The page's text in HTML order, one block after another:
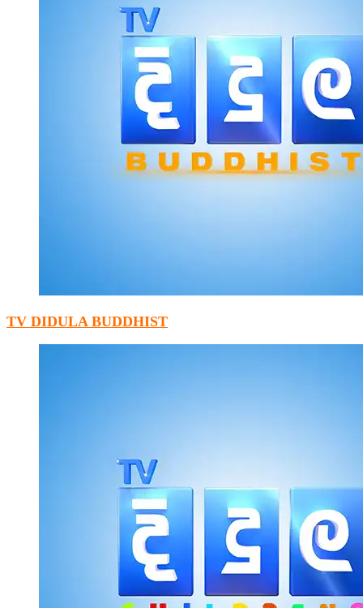
TV DIDULA BUDDHIST